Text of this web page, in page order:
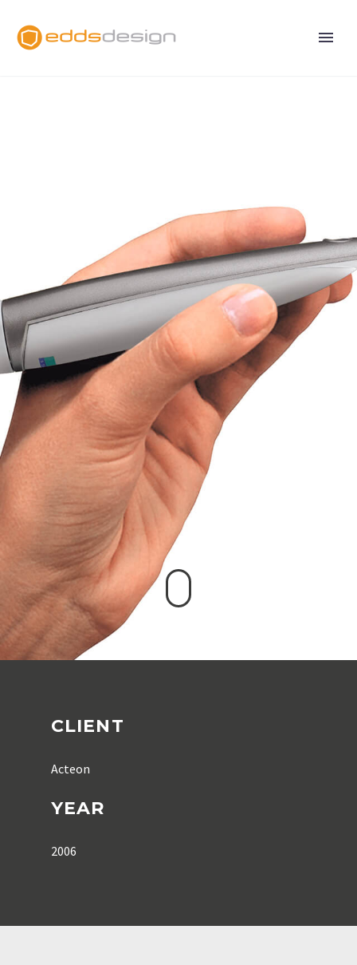
CLIENT
Acteon
YEAR
2006